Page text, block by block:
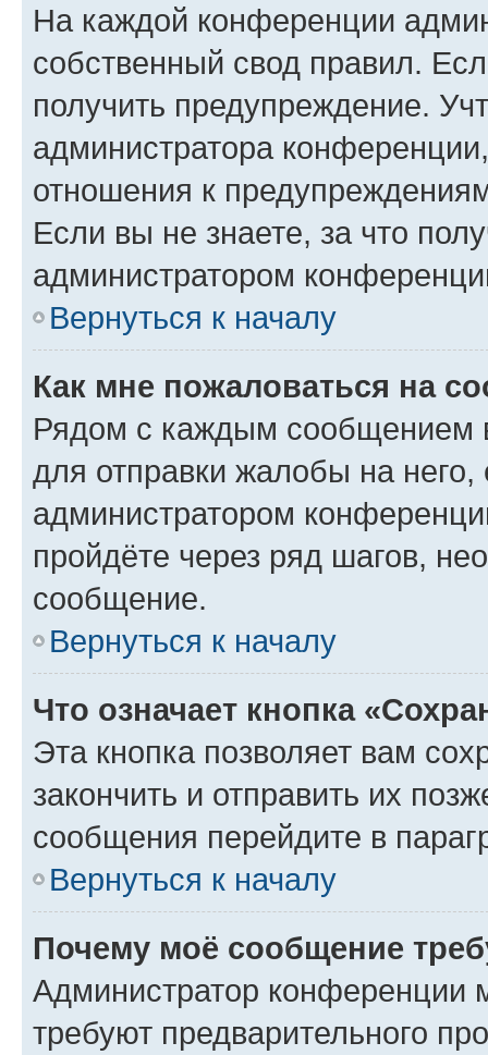
На каждой конференции
собственный свод правил.
получить предупреждение.
администратора
отношения к
Если вы не знаете, за что
администратором
Вернуться к началу
Как мне пожаловаться на
Рядом с каждым сообщением
для отправки жалобы на
администратором
пройдёте через ряд шагов,
сообщение.
Вернуться к началу
Что означает кнопка
Эта кнопка позволяет вам
закончить и отправить их
сообщения перейдите в
Вернуться к началу
Почему моё сообщение
Администратор конференции
требуют предварительного